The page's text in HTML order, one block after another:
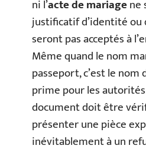
ni l’acte de mariagene
justificatif d’identité ou
seront pas acceptés à
Même quand le nom
passeport, c’est le nom
prime pour les
document doit être
présenter une pièce
inévitablement à un